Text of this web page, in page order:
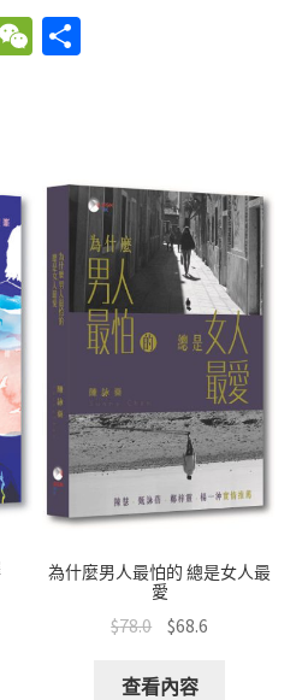
W
at
分
為什麼男人最怕的 總是女人最
愛
$78.0 $68.6
查看內容